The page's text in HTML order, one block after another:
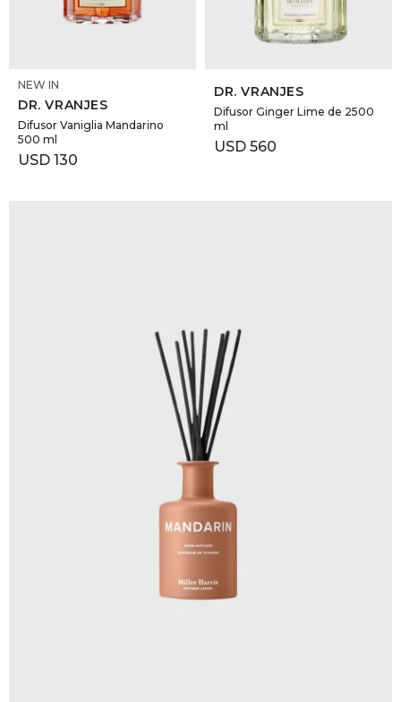
NEW IN
DR. VRANJES
Difusor Vaniglia Mandarino
500 ml
USD 130
DR. VRANJES
Difusor Ginger Lime de 2500
ml
USD 560